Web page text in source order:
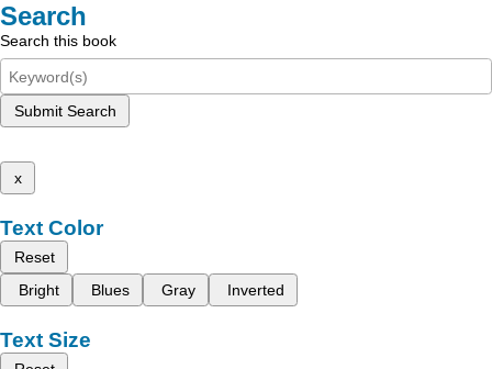
Search
Search this book
Submit Search
x
Text Color
Reset
Bright
Blues Gray Inverted
Text Size